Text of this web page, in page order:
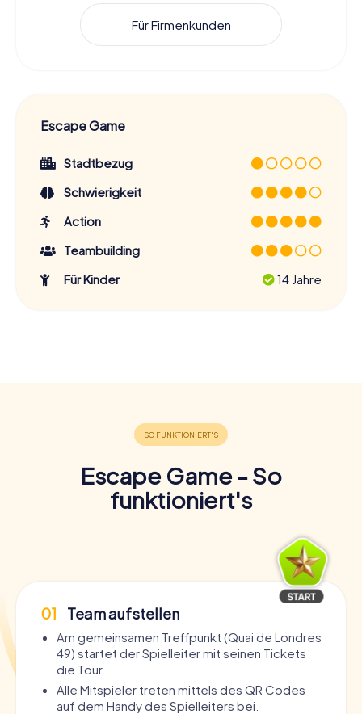
Für Firmenkunden
Escape Game
Stadtbezug
Schwierigkeit
Action
Teambuilding
Für Kinder
14 Jahre
Escape Game - So
funktioniert's
01 Team aufstellen
Am gemeinsamen Treffpunkt (Quai de Londres
49) startet der Spielleiter mit seinen Tickets
die Tour.
Alle Mitspieler treten mittels des QR Codes
auf dem Handy des Spielleiters bei.